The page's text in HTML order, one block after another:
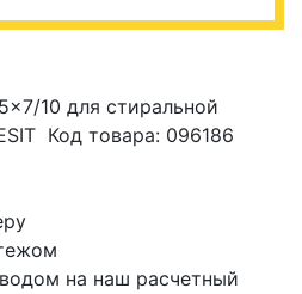
10 для стиральной
Код товара: 096186
на наш расчетный